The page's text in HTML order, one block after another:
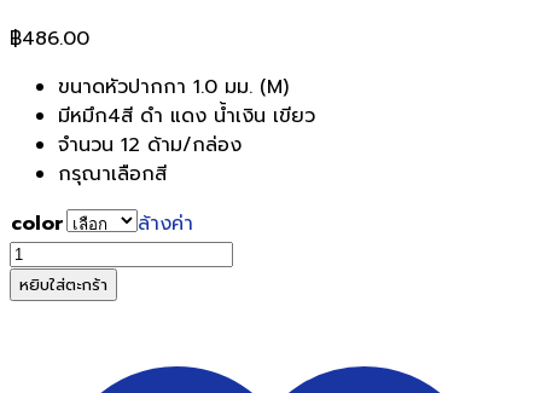
฿486.00
ขนาดหัวปากกา 1.0 มม. (M)
มีหมึก4สี ดำ แดง น้ำเงิน เขียว
จำนวน 12 ด้าม/กล่อง
กรุณาเลือกสี
color
ล้างค่า
จำนวน
ปากกา
เขียน
หยิบใส่ตะกร้า